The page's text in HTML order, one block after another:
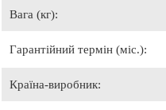
Вага (кг):
Гарантійний термін (міс.):
Країна-виробник: